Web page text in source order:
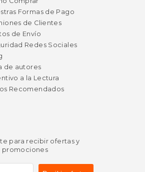
Formas de Pago
de Clientes
de Envío
Redes Sociales
de autores
a la Lectura
Recomendados
para recibir ofertas y
promociones